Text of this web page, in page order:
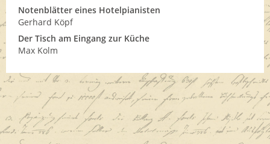
Notenblätter eines Hotelpianisten
Gerhard Köpf
Der Tisch am Eingang zur Küche
Max Kolm